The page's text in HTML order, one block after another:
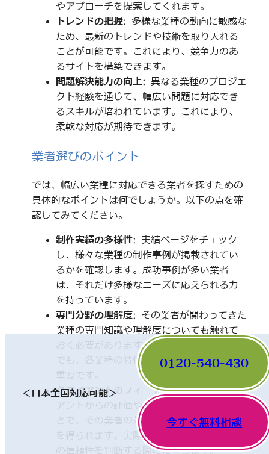
やアプローチを提案してくれます。
トレンドの把握: 多様な業種の動向に敏感な
ため、最新のトレンドや技術を取り入れる
ことが可能です。これにより、競争力のあ
るサイトを構築できます。
問題解決能力の向上: 異なる業種のプロジェ
クト経験を通じて、幅広い問題に対応でき
るスキルが培われています。これにより、
柔軟な対応が期待できます。
業者選びのポイント
では、幅広い業種に対応できる業者を探すための
具体的なポイントは何でしょうか。以下の点を確
認してみてください。
制作実績の多様性: 実績ページをチェック
し、様々な業種の制作事例が掲載されてい
るかを確認します。成功事例が多い業者
は、それだけ多様なニーズに応えられる力
を持っています。
専門分野の理解度: その業者が関わってきた
業種の専門知識や理解度についても触れて
おく必要があります。一見、異なった分野
でも、各業種の特性を理解していることが
クライアントのフィードバック: 他のクライ
アントからの評価やレビューを確認するこ
とで、その業者の対応や成果に関する情報
を得られます。実際の利用者の声は、業者
の信頼性を判断する際に役立ちます。
＜日本全国対応可能＞
0120-540-430
今すぐ無料相談